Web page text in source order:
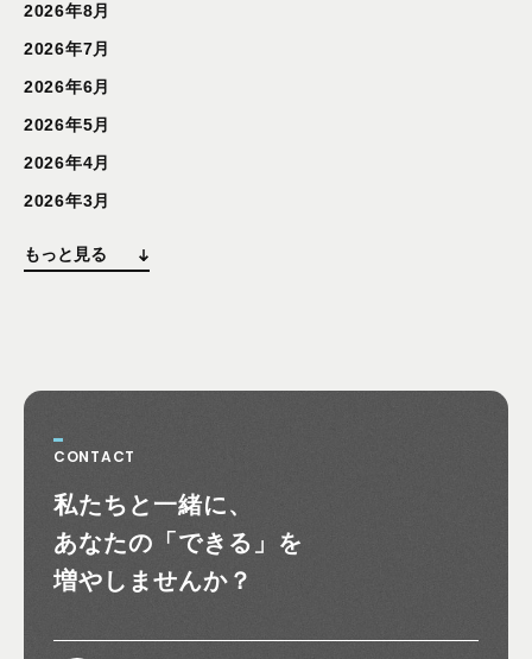
2026年8月
2026年7月
2026年6月
2026年5月
2026年4月
2026年3月
もっと見る
CONTACT
私たちと一緒に、
あなたの 「できる」を
増やしませんか？